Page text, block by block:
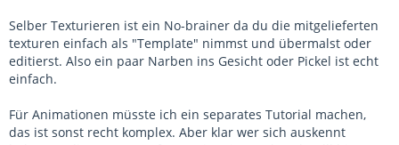
Selber Texturieren ist ein No-brainer da du die mitgelieferten
texturen einfach als "Template" nimmst und übermalst oder
editierst. Also ein paar Narben ins Gesicht oder Pickel ist echt
einfach.
Für Animationen müsste ich ein separates Tutorial machen,
das ist sonst recht komplex. Aber klar wer sich auskennt